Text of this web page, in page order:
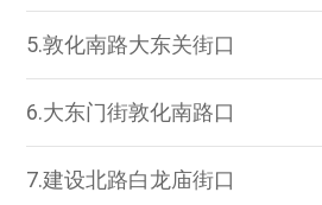
5.敦化南路大东关街口
6.大东门街敦化南路口
7.建设北路白龙庙街口